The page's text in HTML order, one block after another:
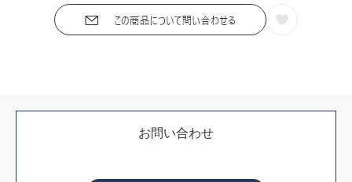
お問い合わせ